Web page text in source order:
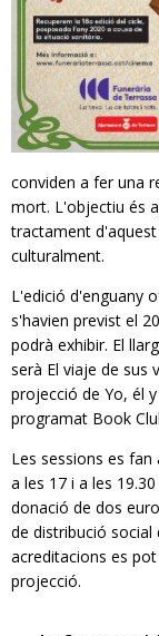
conviden a fer una
mort. L'objectiu és
tractament
culturalment.
L'edició d'enguany
s'havien previst el
podrà exhibir. El
serà El viaje de sus
projecció de Yo, él
programat Book
Les sessions es fan
a les 17 i a les
donació de dos
de distribució social
acreditacions es
projecció.